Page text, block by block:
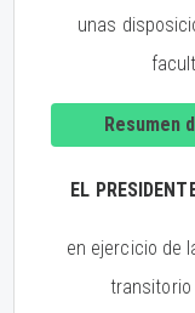
unas
Resumen
EL
en ejercicio de
transitorio